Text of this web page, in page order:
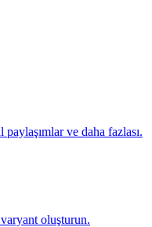
ve daha fazlası.
oluşturun.